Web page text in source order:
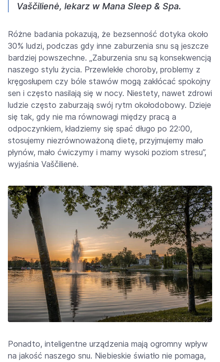
Vaščilienė, lekarz w Mana Sleep & Spa.
Różne badania pokazują, że bezsenność dotyka około
30% ludzi, podczas gdy inne zaburzenia snu są jeszcze
bardziej powszechne. „Zaburzenia snu są konsekwencją
naszego stylu życia. Przewlekłe choroby, problemy z
kręgosłupem czy bóle stawów mogą zakłócać spokojny
sen i często nasilają się w nocy. Niestety, nawet zdrowi
ludzie często zaburzają swój rytm okołodobowy. Dzieje
się tak, gdy nie ma równowagi między pracą a
odpoczynkiem, kładziemy się spać długo po 22:00,
stosujemy niezrównoważoną dietę, przyjmujemy mało
płynów, mało ćwiczymy i mamy wysoki poziom stresu”,
wyjaśnia Vaščilienė.
Ponadto, inteligentne urządzenia mają ogromny wpływ
na jakość naszego snu. Niebieskie światło nie pomaga,